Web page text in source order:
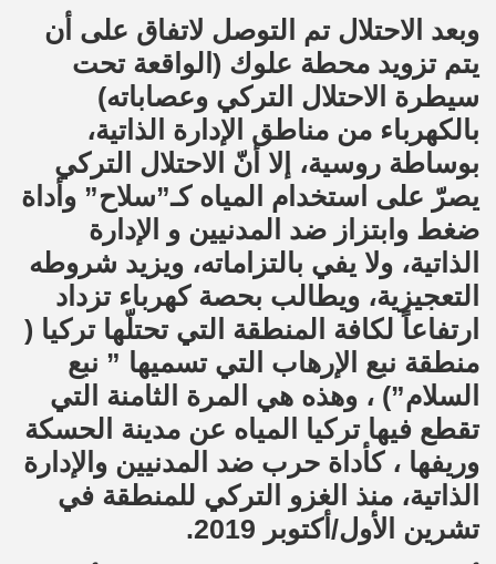
وبعد الاحتلال تم التوصل لاتفاق على أن
يتم تزويد محطة علوك (الواقعة تحت
سيطرة الاحتلال التركي وعصاباته)
بالكهرباء من مناطق الإدارة الذاتية،
بوساطة روسية، إلا أنّ الاحتلال التركي
يصرّ على استخدام المياه كـ”سلاح” وأداة
ضغط وابتزاز ضد المدنيين و الإدارة
الذاتية، ولا يفي بالتزاماته، ويزيد شروطه
التعجيزية، ويطالب بحصة كهرباء تزداد
ارتفاعاً لكافة المنطقة التي تحتلّها تركيا (
منطقة نبع الإرهاب التي تسميها ” نبع
السلام”) ، وهذه هي المرة الثامنة التي
تقطع فيها تركيا المياه عن مدينة الحسكة
وريفها ، كأداة حرب ضد المدنيين والإدارة
الذاتية، منذ الغزو التركي للمنطقة في
تشرين الأول/أكتوبر 2019.